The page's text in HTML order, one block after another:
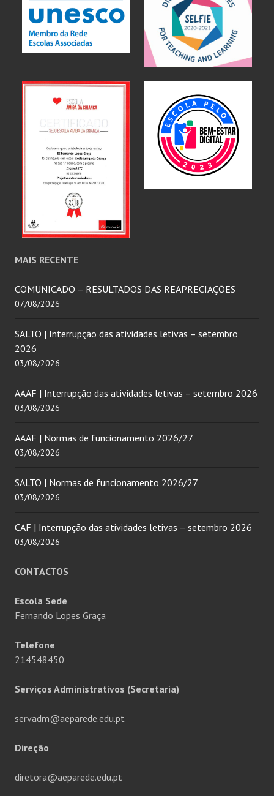
MAIS RECENTE
COMUNICADO – RESULTADOS DAS REAPRECIAÇÕES
07/08/2026
SALTO | Interrupção das atividades letivas – setembro
2026
03/08/2026
AAAF | Interrupção das atividades letivas – setembro 2026
03/08/2026
AAAF | Normas de funcionamento 2026/27
03/08/2026
SALTO | Normas de funcionamento 2026/27
03/08/2026
CAF | Interrupção das atividades letivas – setembro 2026
03/08/2026
CONTACTOS
Escola Sede
Fernando Lopes Graça
Telefone
214548450
Serviços Administrativos (Secretaria)
servadm@aeparede.edu.pt
Direção
diretora@aeparede.edu.pt